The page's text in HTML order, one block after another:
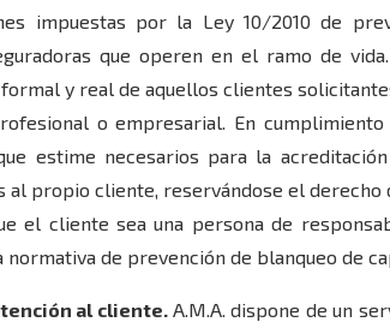
impuestas por la Ley 10/2010 de
que operen en el ramo de
y real de aquellos clientes
o empresarial. En
estime necesarios para la
al propio cliente, reservándose el
el cliente sea una persona de
de prevención de blanqueo de
al cliente.A.M.A. dispone de un